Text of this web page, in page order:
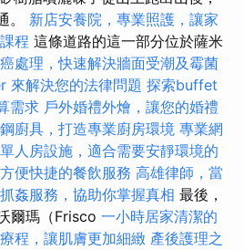
。 新店安養院，專業照護，讓家
程 這條道路的這一部分位於薩米
處理，快速解決牆面受潮及霉菌
來解決您的法律問題 探索buffet
需求 戶外婚禮外燴，讓您的婚禮
廚具，打造專業廚房環境 專業網
人房設施，適合需要安靜環境的
便快捷的餐飲服務 高雄律師，當
姦服務，協助你掌握真相 最後，
爾瑪（Frisco 一小時居家清潔的
程，讓肌膚更加細緻 產後護理之